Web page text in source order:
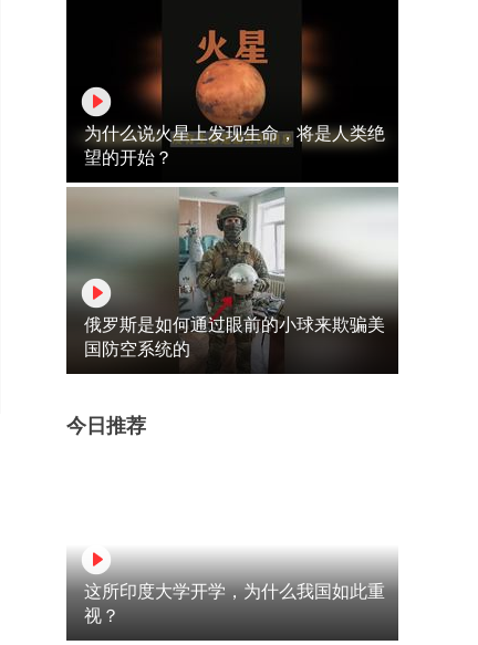
为什么说火星上发现生命，将是人类绝
望的开始？
俄罗斯是如何通过眼前的小球来欺骗美
国防空系统的
今日推荐
这所印度大学开学，为什么我国如此重
视？